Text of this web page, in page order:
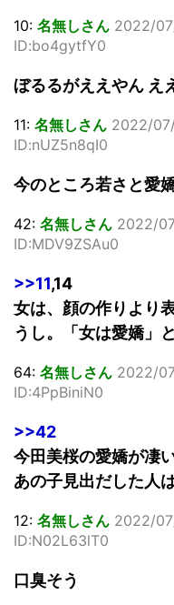
10: 名無しさん 2022/
ID:bo4gytfY0
ぼるるがええやん え
11: 名無しさん 2022/
ID:nUZ5n8qI0
今のところ若さと愛
42: 名無しさん 2022/
ID:MDV9ZSAu0
>>11,14
女は、顔の作りより
うし。「女は愛嬌」
64: 名無しさん 2022/
ID:4PpBiniN0
>>42
今田美桜の愛嬌が凄
あの子見出だした人
12: 名無しさん 2022/
ID:N02L63lT0
口臭そう